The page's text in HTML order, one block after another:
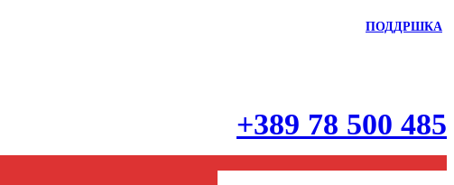
ПОДДРШКА
+389 78 500 485